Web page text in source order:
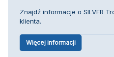
Znajdź informacje o SILVER
klienta.
Więcej informacji